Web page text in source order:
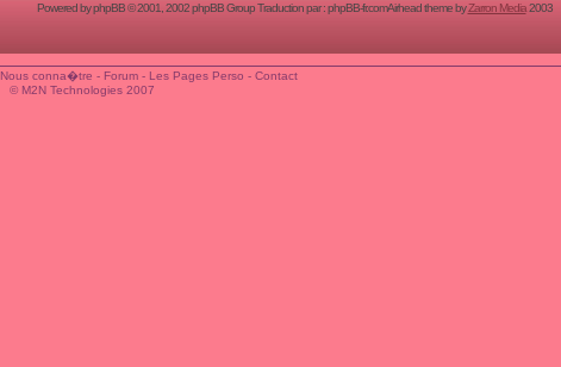
Powered byphpBB© 2001, 2002 phpBB Group Traduction par :phpBB-fr.comAirhead theme byZarron Media2003
Nous conna�tre - Forum- Les Pages Perso - Contact
© M2N Technologies 2007